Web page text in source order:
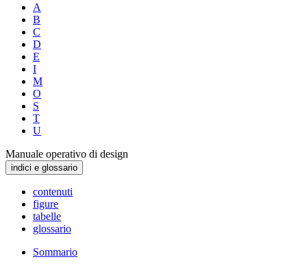
A
B
C
D
E
I
M
O
S
T
U
Manuale operativo di design
indici e glossario
contenuti
figure
tabelle
glossario
Sommario